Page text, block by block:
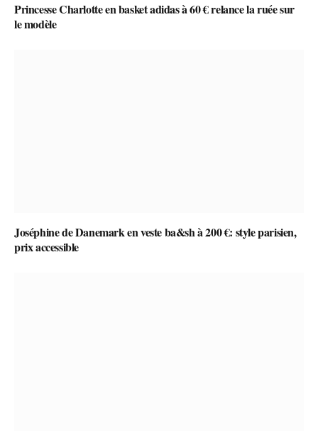
Princesse Charlotte en basket adidas à 60 € relance la ruée sur
le modèle
Joséphine de Danemark en veste ba&sh à 200 €: style parisien,
prix accessible